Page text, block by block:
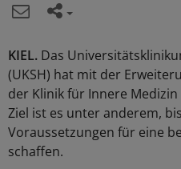
KIEL. Das
(UKSH) hat mit der
der Klinik für Innere
Ziel ist es unter anderem,
Voraussetzungen für eine
schaffen.